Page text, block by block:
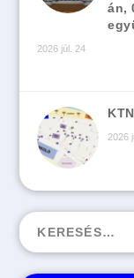
án,
2026 júl. 24
2026